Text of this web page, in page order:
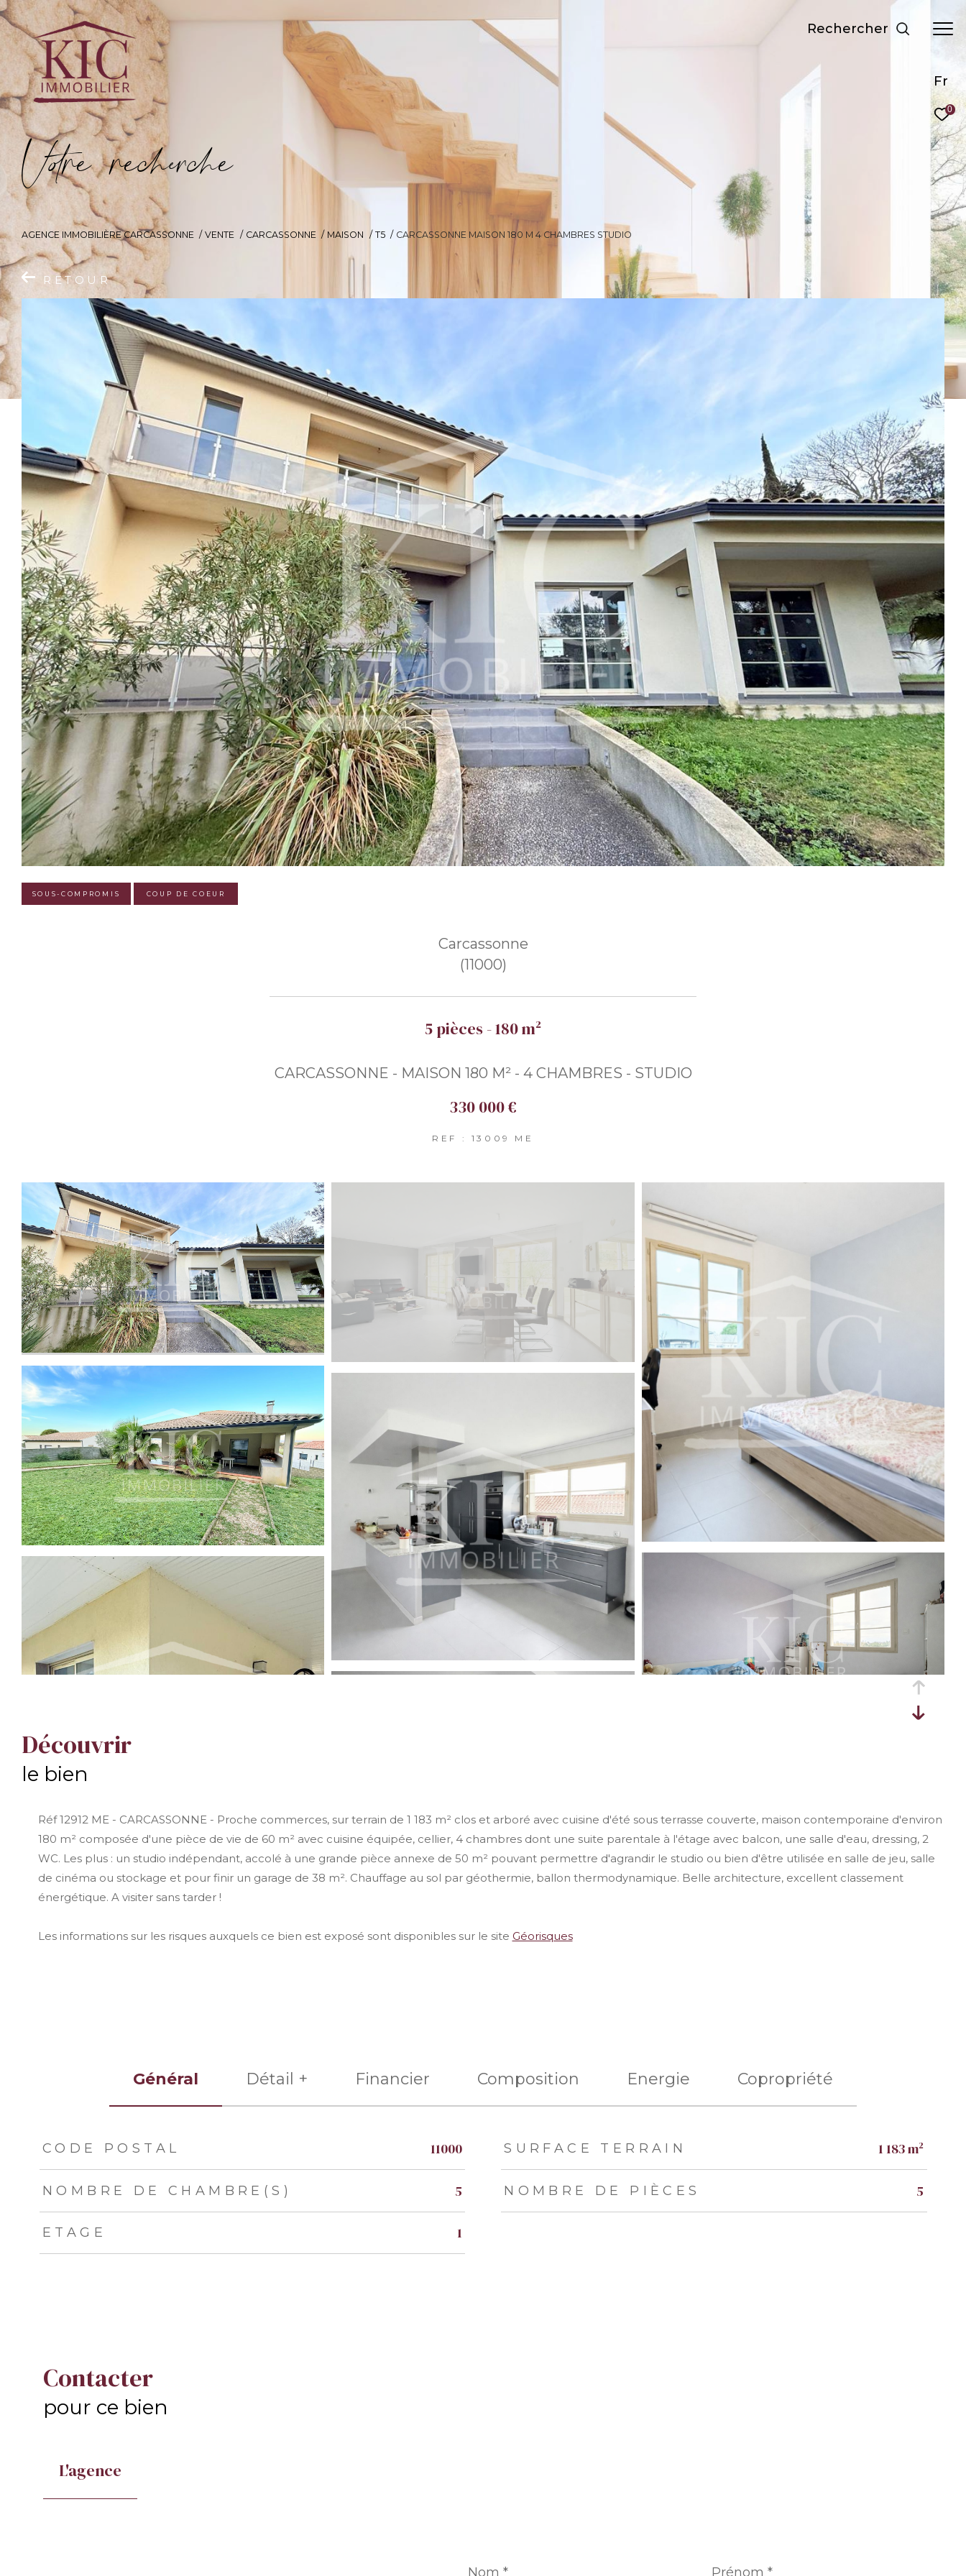
Fr
0
Rechercher
Vore recece
AGENCE IMMOBILIÈRE CARCASSONNE VENTE CARCASSONNE MAISON T5 CARCASSONNE MAISON 180 M 4 CHAMBRES STUDIO
RETOUR
SOUS-COMPROMIS COUP DE COEUR
Carcassonne
(11000)
5 pièces - 180 m²
CARCASSONNE - MAISON 180 M² - 4 CHAMBRES - STUDIO
330 000 €
REF : 13009 ME
découvrir
le bien
Réf 12912 ME - CARCASSONNE - Proche commerces, sur terrain de 1 183 m² clos et arboré avec cuisine d'été sous terrasse couverte, maison contemporaine d'environ
180 m² composée d'une pièce de vie de 60 m² avec cuisine équipée, cellier, 4 chambres dont une suite parentale à l'étage avec balcon, une salle d'eau, dressing, 2
WC. Les plus : un studio indépendant, accolé à une grande pièce annexe de 50 m² pouvant permettre d'agrandir le studio ou bien d'être utilisée en salle de jeu, salle
de cinéma ou stockage et pour finir un garage de 38 m². Chauffage au sol par géothermie, ballon thermodynamique. Belle architecture, excellent classement
énergétique. A visiter sans tarder !
Les informations sur les risques auxquels ce bien est exposé sont disponibles sur le site Géorisques
Général Détail + Financier Composition Energie Copropriété
TRAD_ZEPHYR_Caracteristique
CODE POSTAL 11000 SURFACE TERRAIN 1 183 m²
NOMBRE DE CHAMBRE(S) 5 NOMBRE DE PIÈCES 5
ETAGE 1
Contacter
pour ce bien
L'agence
* *